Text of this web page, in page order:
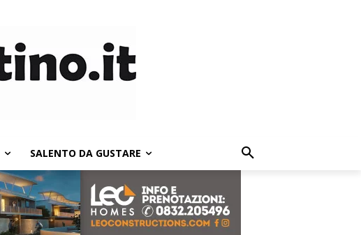
SALENTO DA GUSTARE